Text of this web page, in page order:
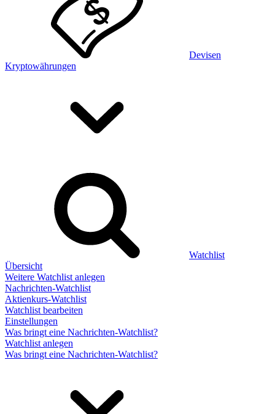
Devisen
Kryptowährungen
Watchlist
Übersicht
Weitere Watchlist anlegen
Nachrichten-Watchlist
Aktienkurs-Watchlist
Watchlist bearbeiten
Einstellungen
Was bringt eine Nachrichten-Watchlist?
Watchlist anlegen
Was bringt eine Nachrichten-Watchlist?